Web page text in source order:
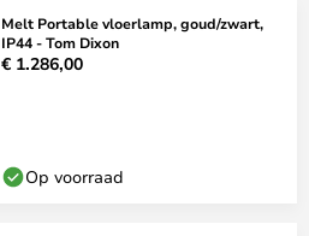
Melt Portable vloerlamp, goud/zwart,
IP44 - Tom Dixon
€ 1.286,00
Op voorraad